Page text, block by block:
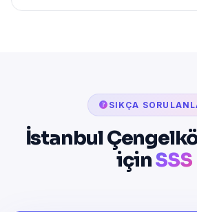
SIKÇA
İstanbul
içinSSS